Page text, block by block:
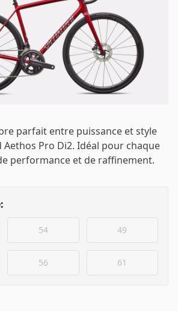
parfait entre puissance et style
Aethos Pro Di2. Idéal pour chaque
performance et de raffinement.
54 49
56 61
Connecter